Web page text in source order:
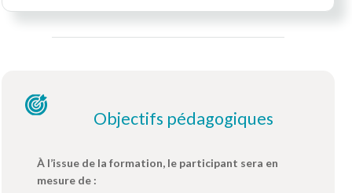
Objectifs pédagogiques
À l’issue de la formation, le participant sera en
mesure de :